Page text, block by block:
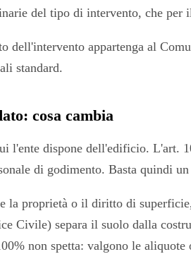
del tipo di intervento, che
appartenga al
standard.
cosa cambia
l'ente dispone dell'edificio.
di godimento. Basta quindi
la proprietà o il diritto di
Civile) separa il suolo dalla
non spetta: valgono le